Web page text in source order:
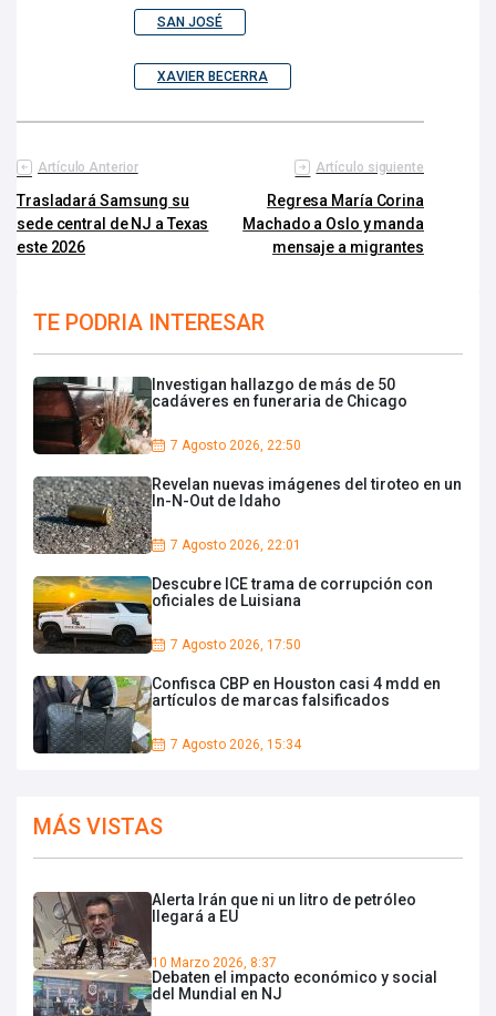
SAN JOSÉ
XAVIER BECERRA
Artículo Anterior
Trasladará Samsung su
sede central de NJ a Texas
este 2026
Artículo siguiente
Regresa María Corina
Machado a Oslo y manda
mensaje a migrantes
TE PODRIA INTERESAR
Investigan hallazgo de más de 50
cadáveres en funeraria de Chicago
7 Agosto 2026, 22:50
Revelan nuevas imágenes del tiroteo en un
In-N-Out de Idaho
7 Agosto 2026, 22:01
Descubre ICE trama de corrupción con
oficiales de Luisiana
7 Agosto 2026, 17:50
Confisca CBP en Houston casi 4 mdd en
artículos de marcas falsificados
7 Agosto 2026, 15:34
MÁS VISTAS
Alerta Irán que ni un litro de petróleo
llegará a EU
10 Marzo 2026, 8:37
Debaten el impacto económico y social
del Mundial en NJ